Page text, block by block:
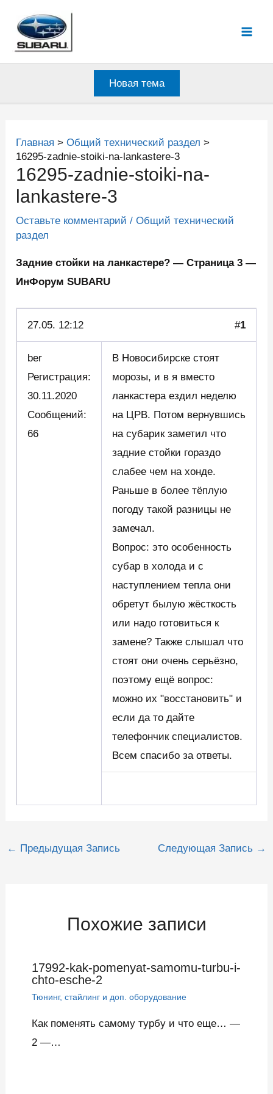
содержимому
Новая тема
Главная
Общий технический раздел
16295-zadnie-stoiki-na-lankastere-3
16295-zadnie-stoiki-na-
lankastere-3
Оставьте комментарий /Общий технический
раздел
Задние стойки на ланкастере? — Страница 3 —
ИнФорум SUBARU
27.05. 12:12 #1
ber
Регистрация:
30.11.2020
Сообщений:
66
В Новосибирске стоят
морозы, и в я вместо
ланкастера ездил неделю
на ЦРВ. Потом вернувшись
на субарик заметил что
задние стойки гораздо
слабее чем на хонде.
Раньше в более тёплую
погоду такой разницы не
замечал.
Вопрос: это особенность
субар в холода и с
наступлением тепла они
обретут былую жёсткость
или надо готовиться к
замене? Также слышал что
стоят они очень серьёзно,
поэтому ещё вопрос:
можно их "восстановить" и
если да то дайте
телефончик специалистов.
Всем спасибо за ответы.
Навигация
← Предыдущая Запись Следующая Запись →
Похожие записи
17992-kak-pomenyat-samomu-turbu-i-
chto-esche-2
Тюнинг, стайлинг и доп. оборудование
Как поменять самому турбу и что еще… —
2 —…